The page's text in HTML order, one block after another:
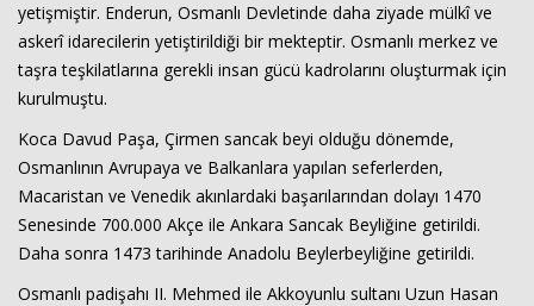
yetişmiştir. Enderun, Osmanlı Devletinde daha ziyade mülkî ve
askerî idarecilerin yetiştirildiği bir mekteptir. Osmanlı merkez ve
taşra teşkilatlarına gerekli insan gücü kadrolarını oluşturmak için
kurulmuştu.
Koca Davud Paşa, Çirmen sancak beyi olduğu dönemde,
Osmanlının Avrupaya ve Balkanlara yapılan seferlerden,
Macaristan ve Venedik akınlardaki başarılarından dolayı 1470
Senesinde 700.000 Akçe ile Ankara Sancak Beyliğine getirildi.
Daha sonra 1473 tarihinde Anadolu Beylerbeyliğine getirildi.
Osmanlı padişahı II. Mehmed ile Akkoyunlu sultanı Uzun Hasan